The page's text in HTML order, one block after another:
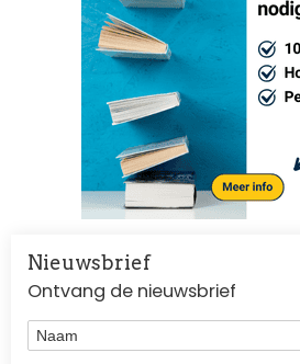
Nieuwsbrief
Ontvang de nieuwsbrief
Naam